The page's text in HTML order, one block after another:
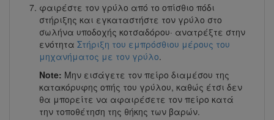
φαιρέστε τον γρύλο από το οπίσθιο πόδι
στήριξης και εγκαταστήστε τον γρύλο στο
σωλήνα υποδοχής κοτσαδόρου· ανατρέξτε στην
ενότητα Στήριξη του εμπρόσθιου μέρους του
μηχανήματος με τον γρύλο.
Note: Μην εισάγετε τον πείρο διαμέσου της
κατακόρυφης οπής του γρύλου, καθώς έτσι δεν
θα μπορείτε να αφαιρέσετε τον πείρο κατά
την τοποθέτηση της θήκης των βαρών.